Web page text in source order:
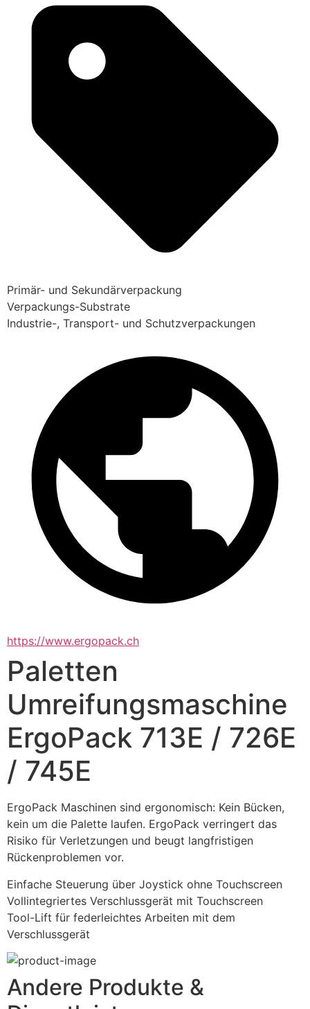
Primär- und Sekundärverpackung
Verpackungs-Substrate
Industrie-, Transport- und Schutzverpackungen
https://www.ergopack.ch
Paletten
Umreifungsmaschine
ErgoPack 713E / 726E
/ 745E
ErgoPack Maschinen sind ergonomisch: Kein Bücken,
kein um die Palette laufen. ErgoPack verringert das
Risiko für Verletzungen und beugt langfristigen
Rückenproblemen vor.
Einfache Steuerung über Joystick ohne Touchscreen
Vollintegriertes Verschlussgerät mit Touchscreen
Tool-Lift für federleichtes Arbeiten mit dem
Verschlussgerät
Andere Produkte &